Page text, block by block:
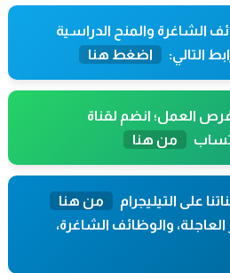
الشاغرة والمنح الدراسية
التالي:
اضغط هنا
العمل؛ انضم لقناة
من هنا
على التيليجرام
من هنا
والوظائف الشاغرة،